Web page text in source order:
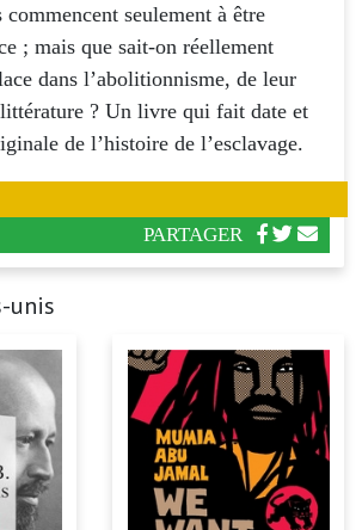
commencent seulement à être
; mais que sait-on réellement
dans l’abolitionnisme, de leur
? Un livre qui fait date et
de l’histoire de l’esclavage.
PARTAGER
unis